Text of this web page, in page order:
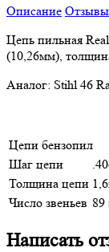
Описание
Цепь пильная
(10,26мм),
Аналог: Stihl 46
Цепи бензопил
Шаг цепи
Толщина цепи
Число звеньев 89
Написать